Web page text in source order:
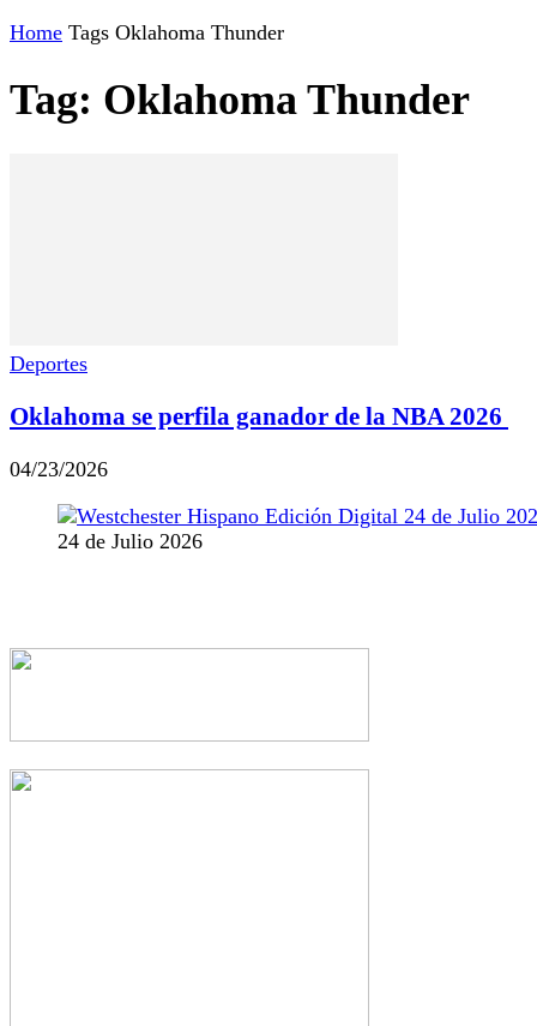
Home Tags Oklahoma Thunder
Tag: Oklahoma Thunder
Deportes
Oklahoma se perfila ganador de la NBA 2026
04/23/2026
24 de Julio 2026